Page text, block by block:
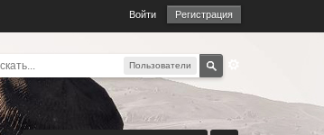
Войти Регистрация
Пользователи